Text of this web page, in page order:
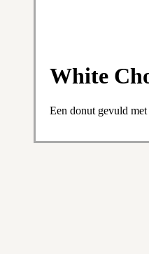
White
Een donut gevuld